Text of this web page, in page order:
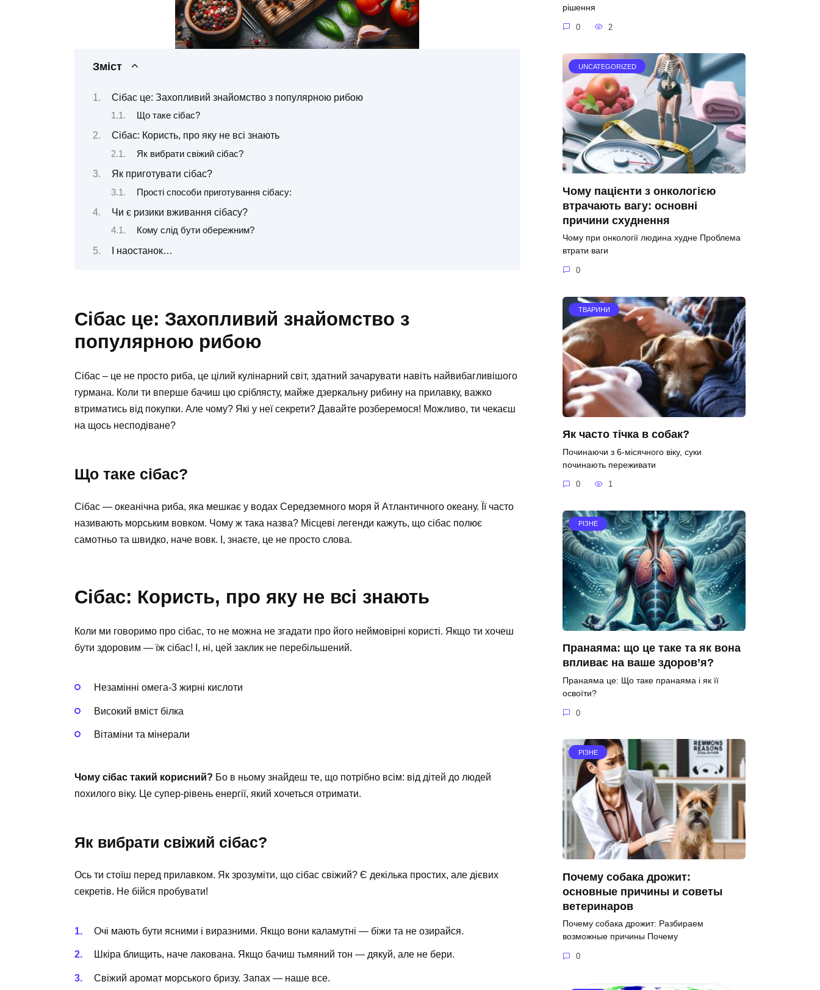
Зміст
Сібас це: Захопливий знайомство з популярною рибою
Що таке сібас?
Сібас: Користь, про яку не всі знають
Як вибрати свіжий сібас?
Як приготувати сібас?
Прості способи приготування сібасу:
Чи є ризики вживання сібасу?
Кому слід бути обережним?
І наостанок…
Сібас це: Захопливий знайомство з
популярною рибою
Сібас – це не просто риба, це цілий кулінарний світ, здатний зачарувати навіть найвибагливішого
гурмана. Коли ти вперше бачиш цю сріблясту, майже дзеркальну рибину на прилавку, важко
втриматись від покупки. Але чому? Які у неї секрети? Давайте розберемося! Можливо, ти чекаєш
на щось несподіване?
Що таке сібас?
Сібас — океанічна риба, яка мешкає у водах Середземного моря й Атлантичного океану. Її часто
називають морським вовком. Чому ж така назва? Місцеві легенди кажуть, що сібас полює
самотньо та швидко, наче вовк. І, знаєте, це не просто слова.
Сібас: Користь, про яку не всі знають
Коли ми говоримо про сібас, то не можна не згадати про його неймовірні користі. Якщо ти хочеш
бути здоровим — їж сібас! І, ні, цей заклик не перебільшений.
Незамінні омега-3 жирні кислоти
Високий вміст білка
Вітаміни та мінерали
Чому сібас такий корисний? Бо в ньому знайдеш те, що потрібно всім: від дітей до людей
похилого віку. Це супер-рівень енергії, який хочеться отримати.
Як вибрати свіжий сібас?
Ось ти стоїш перед прилавком. Як зрозуміти, що сібас свіжий? Є декілька простих, але дієвих
секретів. Не бійся пробувати!
Очі мають бути ясними і виразними. Якщо вони каламутні — біжи та не озирайся.
Шкіра блищить, наче лакована. Якщо бачиш тьмяний тон — дякуй, але не бери.
Свіжий аромат морського бризу. Запах — наше все.
рішення
0 2
UNCATEGORIZED
Чому пацієнти з онкологією
втрачають вагу: основні
причини схуднення
Чому при онкології людина худне Проблема
втрати ваги
0
ТВАРИНИ
Як часто тічка в собак?
Починаючи з 6-місячного віку, суки
починають переживати
0 1
РІЗНЕ
Пранаяма: що це таке та як вона
впливає на ваше здоров’я?
Пранаяма це: Що таке пранаяма і як її
освоїти?
0
РІЗНЕ
Почему собака дрожит:
основные причины и советы
ветеринаров
Почему собака дрожит: Разбираем
возможные причины Почему
0